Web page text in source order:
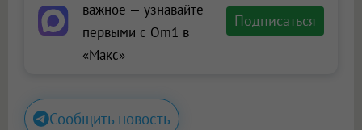
важное — узнавайте
первыми с Om1 в
«Макс»
Подписаться
Сообщить новость